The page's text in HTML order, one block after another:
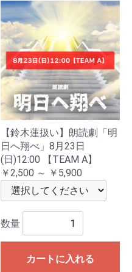
【鈴木蓮扱い】朗読劇「明
日へ翔べ」8月23日
(日)12:00 【TEAM A】
￥2,500 ～ ￥5,900
数量
カートに入れる